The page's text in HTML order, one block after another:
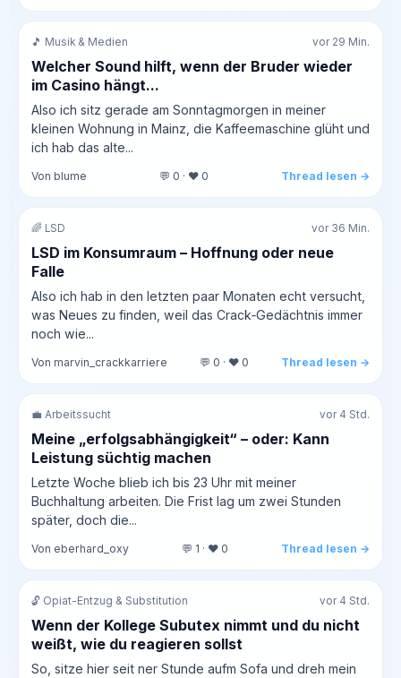
🎵 Musik & Medien vor 29 Min.
Welcher Sound hilft, wenn der Bruder wieder
im Casino hängt...
Also ich sitz gerade am Sonntagmorgen in meiner
kleinen Wohnung in Mainz, die Kaffeemaschine glüht und
ich hab das alte...
Von blume 💬 0 · ❤️ 0 Thread lesen →
🌈 LSD vor 36 Min.
LSD im Konsumraum – Hoffnung oder neue
Falle
Also ich hab in den letzten paar Monaten echt versucht,
was Neues zu finden, weil das Crack‑Gedächtnis immer
noch wie...
Von marvin_crackkarriere 💬 0 · ❤️ 0 Thread lesen →
💼 Arbeitssucht vor 4 Std.
Meine „erfolgsabhängigkeit“ – oder: Kann
Leistung süchtig machen
Letzte Woche blieb ich bis 23 Uhr mit meiner
Buchhaltung arbeiten. Die Frist lag um zwei Stunden
später, doch die...
Von eberhard_oxy 💬 1 · ❤️ 0 Thread lesen →
🔓 Opiat-Entzug & Substitution vor 4 Std.
Wenn der Kollege Subutex nimmt und du nicht
weißt, wie du reagieren sollst
So, sitze hier seit ner Stunde aufm Sofa und dreh mein